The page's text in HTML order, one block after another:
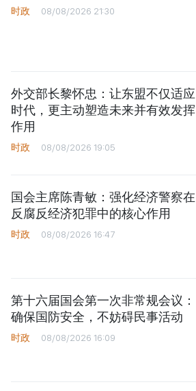
时政 08/08/2026 21:30
外交部长黎怀忠：让东盟不仅适应
时代，更主动塑造未来并有效发挥
作用
时政 08/08/2026 19:05
国会主席陈青敏：强化经济警察在
反腐反经济犯罪中的核心作用
时政 08/08/2026 16:47
第十六届国会第一次非常规会议：
确保国防安全，不妨碍民事活动
时政 08/08/2026 16:09